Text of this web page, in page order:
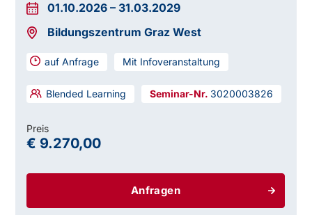
01.10.2026 – 31.03.2029
Bildungszentrum Graz West
auf Anfrage Mit Infoveranstaltung
Blended Learning 3020003826
Anfragen
Preis
€ 9.270,00